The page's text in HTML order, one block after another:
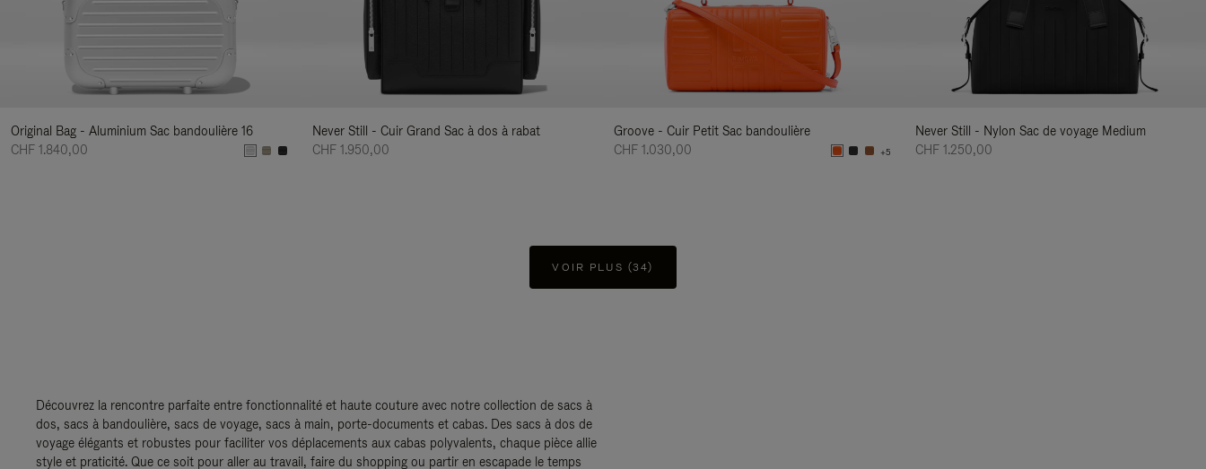
Original Bag - Aluminium Sac bandoulière 16
CHF 1.840,00
Never Still - Cuir Grand Sac à dos à rabat
CHF 1.950,00
Groove - Cuir Petit Sac bandoulière
CHF 1.030,00
+5
Never Still - Nylon Sac de voyage Medium
CHF 1.250,00
VOIR PLUS (34)
Découvrez la rencontre parfaite entre fonctionnalité et haute couture avec notre collection de sacs à
dos, sacs à bandoulière, sacs de voyage, sacs à main, porte-documents et cabas. Des sacs à dos de
voyage élégants et robustes pour faciliter vos déplacements aux cabas polyvalents, chaque pièce allie
style et praticité. Que ce soit pour aller au travail, faire du shopping ou partir en escapade le temps